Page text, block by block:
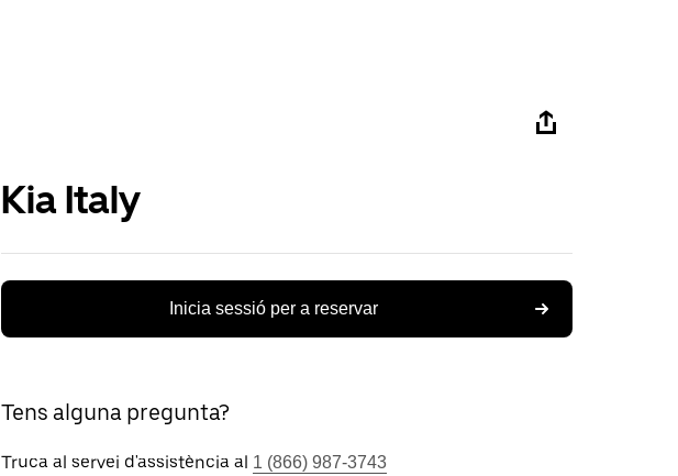
Kia Italy
Inicia sessió per a reservar
Tens alguna pregunta?
Truca al servei d'assistència al 1 (866) 987-3743